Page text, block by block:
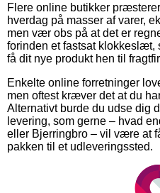
Flere online butikker
hverdag på masser af varer,
men vær obs på at det er
forinden et fastsat klokkeslæt,
få dit nye produkt hen til
Enkelte online forretninger
men oftest kræver det at du
Alternativt burde du udse dig
levering, som gerne – hvad
eller Bjerringbro – vil være at
pakken til et udleveringssted.